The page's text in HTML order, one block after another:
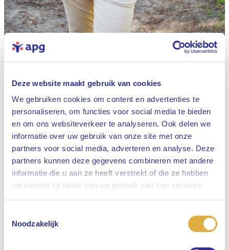
Deze website maakt gebruik van cookies
We gebruiken cookies om content en advertenties te
personaliseren, om functies voor social media te bieden
en om ons websiteverkeer te analyseren. Ook delen we
informatie over uw gebruik van onze site met onze
partners voor social media, adverteren en analyse. Deze
partners kunnen deze gegevens combineren met andere
informatie die u aan ze heeft verstrekt of die ze hebben
verzameld op basis van uw gebruik van hun services.
Noodzakelijk
Sluiten